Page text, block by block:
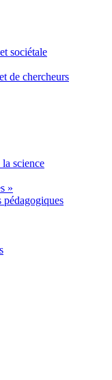
sociétale
de chercheurs
science
»
pédagogiques